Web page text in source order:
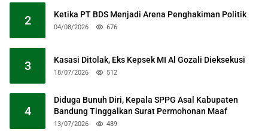
2 Ketika PT BDS Menjadi Arena Penghakiman Politik
04/08/2026 676
3 Kasasi Ditolak, Eks Kepsek MI Al Gozali Dieksekusi
18/07/2026 512
4
Diduga Bunuh Diri, Kepala SPPG Asal Kabupaten
Bandung Tinggalkan Surat Permohonan Maaf
13/07/2026 489